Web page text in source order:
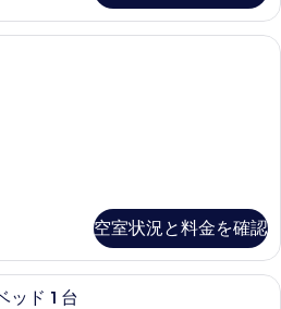
羽毛の掛け布団、ミニバー、セーフ
空室状況と料金を確認
クラシック ルーム キングベッド 1
ッド 1 台